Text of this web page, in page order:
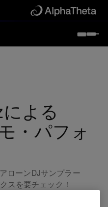
よる
・パフォ
ローンDJサンプラー
スを要チェック！